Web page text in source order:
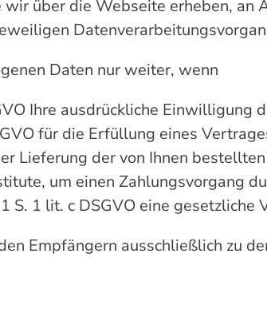
über die Webseite erheben,
Daten nur weiter, wenn
Ihre ausdrückliche Einwilligung
für die Erfüllung eines
Lieferung der von Ihnen
um einen Zahlungsvorgang
S. 1 lit. c DSGVO eine gesetzliche
Empfängern ausschließlich zu